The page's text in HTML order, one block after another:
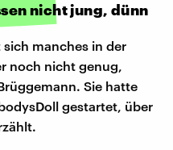
nicht jung, dünn
sich manches in der
noch nicht genug,
Sie hatte
gestartet, über